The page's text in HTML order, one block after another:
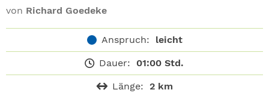
von Richard Goedeke
Anspruch: leicht
Dauer: 01:00 Std.
Länge: 2 km
SHOP